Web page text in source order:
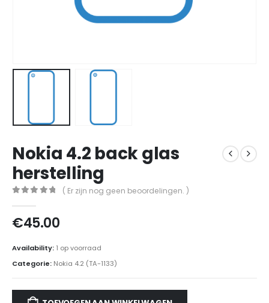
Nokia 4.2 back glas
herstelling
( Er zijn nog geen beoordelingen. )
€45.00
Availability: 1 op voorraad
Categorie: Nokia 4.2 (TA-1133)